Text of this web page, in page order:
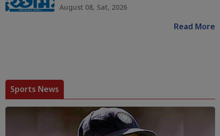
August 08, Sat, 2026
Read More
Sports News